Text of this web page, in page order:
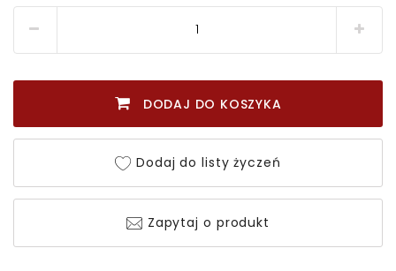
DODAJ DO KOSZYKA
Dodaj do listy życzeń
Zapytaj o produkt